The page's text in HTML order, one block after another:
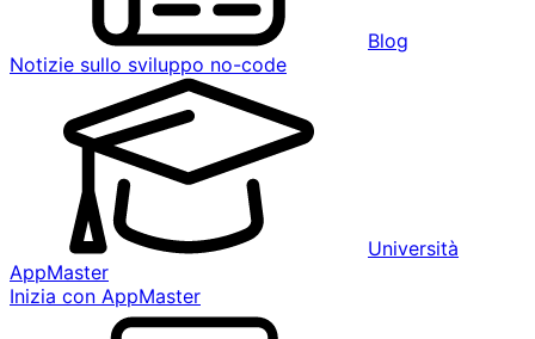
Blog
Notizie sullo sviluppo no-code
Università
AppMaster
Inizia con AppMaster